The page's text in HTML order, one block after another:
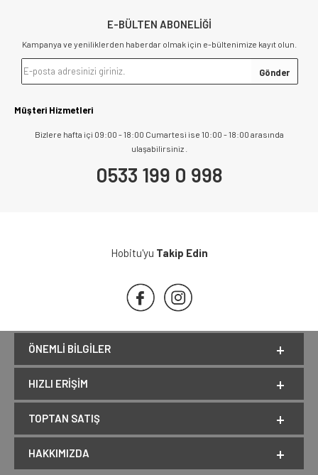
E-BÜLTEN ABONELİĞİ
Kampanya ve yeniliklerden haberdar olmak için e-bültenimize kayıt olun.
Müşteri Hizmetleri
Bizlere hafta içi 09:00 - 18:00 Cumartesi ise 10:00 - 18:00 arasında
ulaşabilirsiniz .
0533 199 0 998
Hobitu'yu Takip Edin
ÖNEMLI BILGILER
HIZLI ERIŞIM
TOPTAN SATIŞ
HAKKIMIZDA